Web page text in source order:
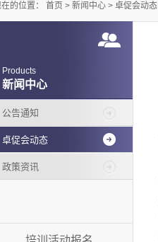
新闻中心
Products
公告通知
卓促会动态
政策资讯
的位置： 首页 > 新闻中心 > 卓促会动态